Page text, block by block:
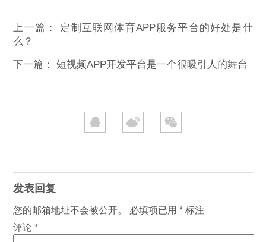
上一篇： 定制互联网体育APP服务平台的好处是什
么？
下一篇：短视频APP开发平台是一个很吸引人的舞台
发表回复
您的邮箱地址不会被公开。 必填项已用* 标注
评论*